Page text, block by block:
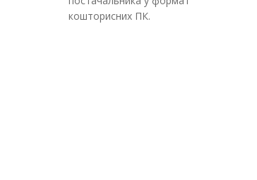
кошторисних ПК.